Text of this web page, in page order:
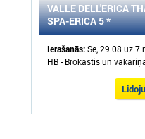
VALLE DELL'ERICA
SPA-ERICA 5 *
Ierašanās: Se, 29.08 uz 7
HB - Brokastis un